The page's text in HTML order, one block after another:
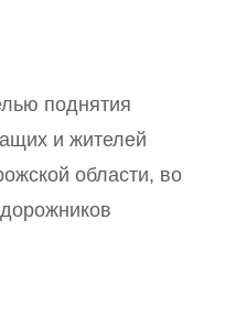
поднятия
и жителей
области, во